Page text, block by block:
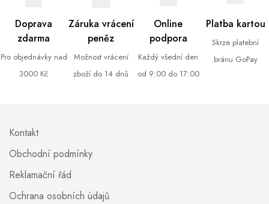
Doprava
zdarma
Pro objednávky nad
3000 Kč
Záruka vrácení
peněz
Možnost vrácení
zboží do 14 dnů
Online
podpora
Každý všední den
od 9:00 do 17:00
Platba kartou
Skrze platební
bránu GoPay
Kontakt
Obchodní podmínky
Reklamační řád
Ochrana osobních údajů